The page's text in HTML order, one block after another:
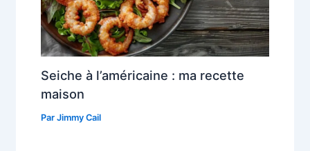
Seiche à l’américaine : ma recette
maison
ParJimmy Cail